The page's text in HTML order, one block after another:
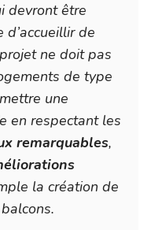
devront être
d’accueillir de
ne doit pas
de type
une
en respectant les
remarquables,
la création de